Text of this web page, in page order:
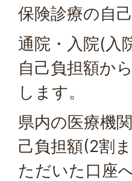
保険診療の自
通院・入院(入
自己負担額か
します。
県内の医療機
己負担額(2割
ただいた口座